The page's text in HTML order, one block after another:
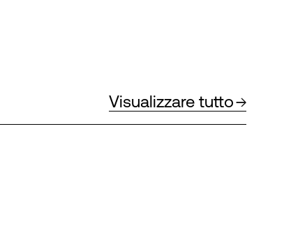
Visualizzare tutto